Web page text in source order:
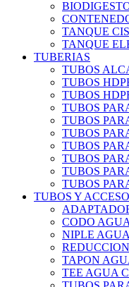
TANQUE
TANQUE
TUBERIAS
TUBOS
TUBOS
TUBOS
TUBOS
TUBOS
TUBOS
TUBOS
TUBOS
TUBOS
TUBOS
TUBOS Y
CODO
NIPLE
TAPON
TEE AGUA